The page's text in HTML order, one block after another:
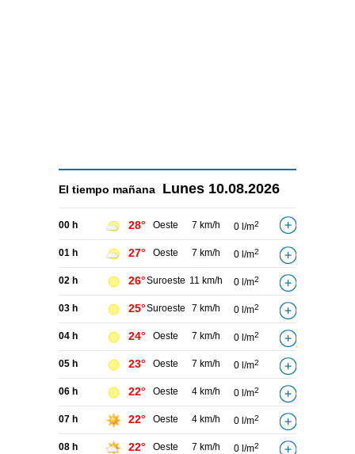
El tiempo mañana Lunes 10.08.2026
00 h 28° Oeste 7 km/h 0 l/m2
01 h 27° Oeste 7 km/h 0 l/m2
02 h 26°Suroeste 11 km/h 0 l/m2
03 h 25°Suroeste 7 km/h 0 l/m2
04 h 24° Oeste 7 km/h 0 l/m2
05 h 23° Oeste 7 km/h 0 l/m2
06 h 22° Oeste 4 km/h 0 l/m2
07 h 22° Oeste 4 km/h 0 l/m2
08 h 22° Oeste 7 km/h 0 l/m2